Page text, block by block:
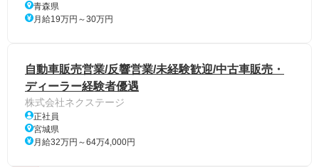
青森県
月給19万円～30万円
自動車販売営業/反響営業/未経験歓迎/中古車販売・
ディーラー経験者優遇
株式会社ネクステージ
正社員
宮城県
月給32万円～64万4,000円